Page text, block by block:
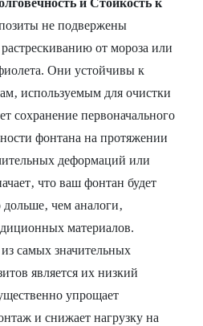
и Стойкость к
не подвержены
от мороза или
Они устойчивы к
используемым для очистки
сохранение первоначального
фонтана на протяжении
деформаций или
что ваш фонтан будет
дольше‚ чем аналоги‚
материалов.
самых значительных
является их низкий
упрощает
и снижает нагрузку на